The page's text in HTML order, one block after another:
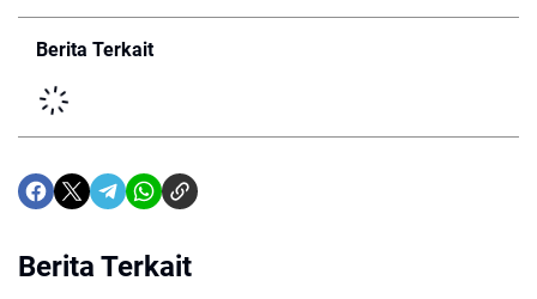
Berita Terkait
Berita Terkait